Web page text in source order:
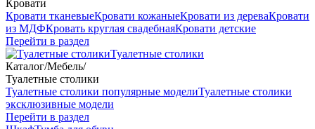
Кровати
Кровати тканевыеКровати кожаныеКровати из дереваКровати
из МДФКровать круглая свадебнаяКровати детские
Перейти в раздел
Туалетные столики
Каталог/Мебель/
Туалетные столики
Туалетные столики популярные моделиТуалетные столики
эксклюзивные модели
Перейти в раздел